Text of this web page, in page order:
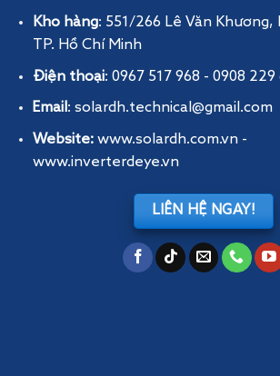
Kho hàng: 551/266 Lê Văn Khương,
TP. Hồ Chí Minh
Điện thoại: 0967 517 968 - 0908 229
Email: solardh.technical@gmail.com
Website: www.solardh.com.vn-
www.inverterdeye.vn
LIÊN HỆ NGAY!